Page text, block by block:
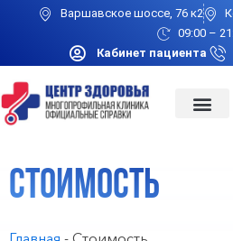
Варшавское шоссе, 76 к2
09:00 –
Кабинет пациента
Стоимость